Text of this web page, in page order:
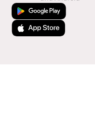
Jetzt bei Google Play
Laden im App Store